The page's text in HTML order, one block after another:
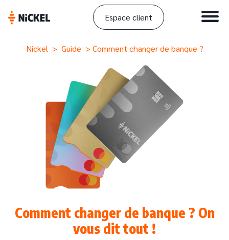
Espace client
Nickel > Guide > Comment changer de banque ?
Comment changer de banque ? On
vous dit tout !